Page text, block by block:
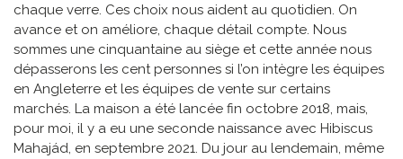
chaque verre. Ces choix nous aident au quotidien. On
avance et on améliore, chaque détail compte. Nous
sommes une cinquantaine au siège et cette année nous
dépasserons les cent personnes si l’on intègre les équipes
en Angleterre et les équipes de vente sur certains
marchés. La maison a été lancée fin octobre 2018, mais,
pour moi, il y a eu une seconde naissance avec Hibiscus
Mahajád, en septembre 2021. Du jour au lendemain, même